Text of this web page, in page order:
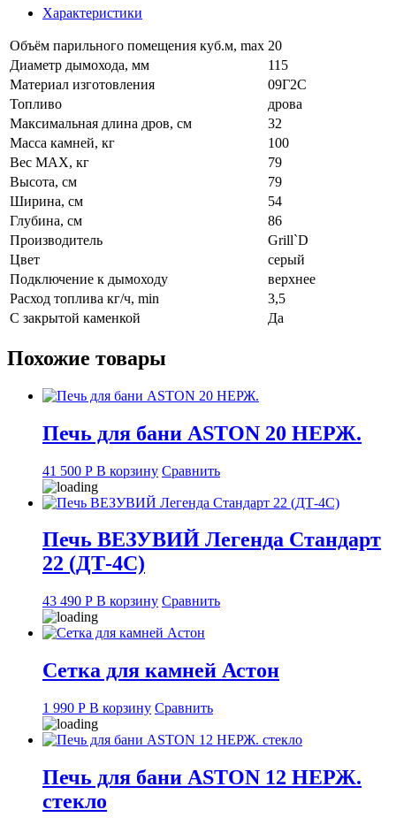
Violet
Window
Характеристики
Объём парильного помещения куб.м, max 20
Диаметр дымохода, мм
115
Материал изготовления
09Г2С
Топливо
дрова
Максимальная длина дров, см
32
Масса камней, кг
100
Вес МАХ, кг
79
Высота, см
79
Ширина, см
54
Глубина, см
86
Производитель
Grill`D
Цвет
серый
Подключение к дымоходу
верхнее
Расход топлива кг/ч, min
3,5
С закрытой каменкой
Да
Похожие товары
Печь для бани ASTON 20 НЕРЖ.
41 500 Р В корзину Сравнить
Печь ВЕЗУВИЙ Легенда Стандарт
22 (ДТ-4С)
43 490 Р В корзину Сравнить
Сетка для камней Астон
1 990 Р В корзину Сравнить
Печь для бани ASTON 12 НЕРЖ.
стекло